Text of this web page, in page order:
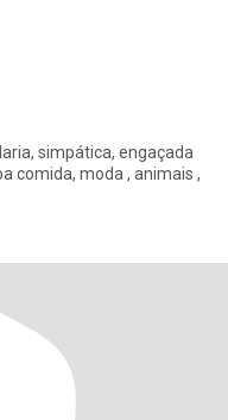
simpática, engaçada
comida, moda , animais ,